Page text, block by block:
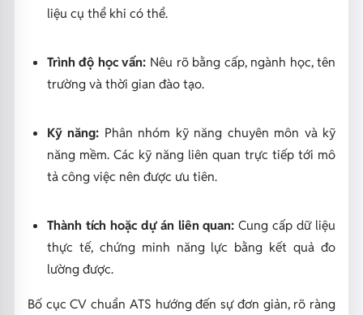
liệu cụ thể khi có thể.
Trình độ học vấn: Nêu rõ bằng cấp, ngành học, tên
trường và thời gian đào tạo.
Kỹ năng: Phân nhóm kỹ năng chuyên môn và kỹ
năng mềm. Các kỹ năng liên quan trực tiếp tới mô
tả công việc nên được ưu tiên.
Thành tích hoặc dự án liên quan: Cung cấp dữ liệu
thực tế, chứng minh năng lực bằng kết quả đo
lường được.
Bố cục CV chuẩn ATS hướng đến sự đơn giản, rõ ràng